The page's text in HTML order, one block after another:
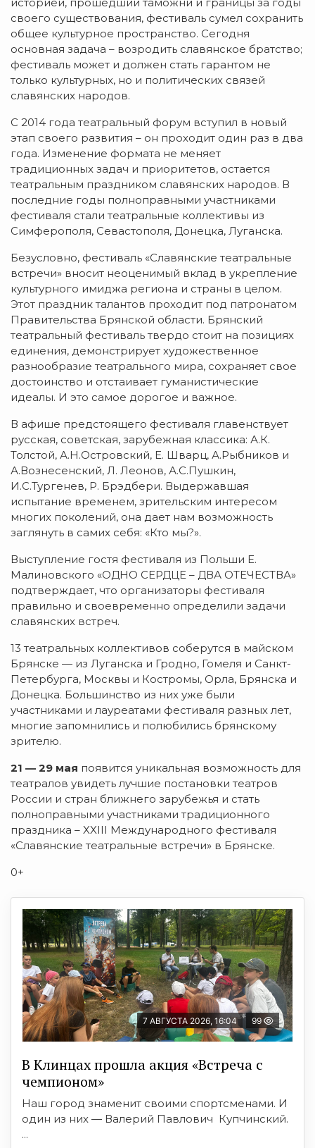
своего существования, фестиваль сумел сохранить
общее культурное пространство. Сегодня
основная задача – возродить славянское братство;
фестиваль может и должен стать гарантом не
только культурных, но и политических связей
славянских народов.
С 2014 года театральный форум вступил в новый
этап своего развития – он проходит один раз в два
года. Изменение формата не меняет
традиционных задач и приоритетов, остается
театральным праздником славянских народов. В
последние годы полноправными участниками
фестиваля стали театральные коллективы из
Симферополя, Севастополя, Донецка, Луганска.
Безусловно, фестиваль «Славянские театральные
встречи» вносит неоценимый вклад в укрепление
культурного имиджа региона и страны в целом.
Этот праздник талантов проходит под патронатом
Правительства Брянской области. Брянский
театральный фестиваль твердо стоит на позициях
единения, демонстрирует художественное
разнообразие театрального мира, сохраняет свое
достоинство и отстаивает гуманистические
идеалы. И это самое дорогое и важное.
В афише предстоящего фестиваля главенствует
русская, советская, зарубежная классика: А.К.
Толстой, А.Н.Островский, Е. Шварц, А.Рыбников и
А.Вознесенский, Л. Леонов, А.С.Пушкин,
И.С.Тургенев, Р. Брэдбери. Выдержавшая
испытание временем, зрительским интересом
многих поколений, она дает нам возможность
заглянуть в самих себя: «Кто мы?».
Выступление гостя фестиваля из Польши Е.
Малиновского «ОДНО СЕРДЦЕ – ДВА ОТЕЧЕСТВА»
подтверждает, что организаторы фестиваля
правильно и своевременно определили задачи
славянских встреч.
13 театральных коллективов соберутся в майском
Брянске — из Луганска и Гродно, Гомеля и Санкт-
Петербурга, Москвы и Костромы, Орла, Брянска и
Донецка. Большинство из них уже были
участниками и лауреатами фестиваля разных лет,
многие запомнились и полюбились брянскому
зрителю.
21 — 29 мая появится уникальная возможность для
театралов увидеть лучшие постановки театров
России и стран ближнего зарубежья и стать
полноправными участниками традиционного
праздника – XXIII Международного фестиваля
«Славянские театральные встречи» в Брянске.
0+
7 АВГУСТА 2026, 16:04 99
В Клинцах прошла акция «Встреча с
чемпионом»
Наш город знаменит своими спортсменами. И
один из них — Валерий Павлович Купчинский.
...